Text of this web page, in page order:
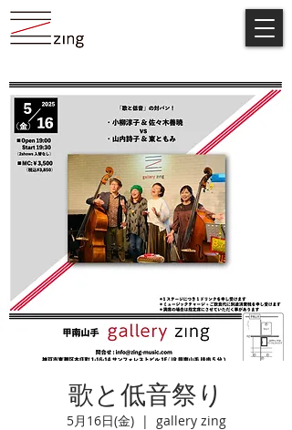
歌と低音祭り
5月16日(金)
  |
gallery zing